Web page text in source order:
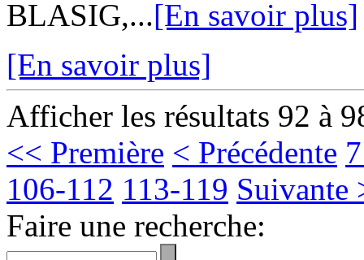
BLASIG,...[En savoir plus]
[En savoir plus]
Afficher les résultats 92 à
<< Première < Précédente
106-112 113-119 Suivante
Faire une recherche: